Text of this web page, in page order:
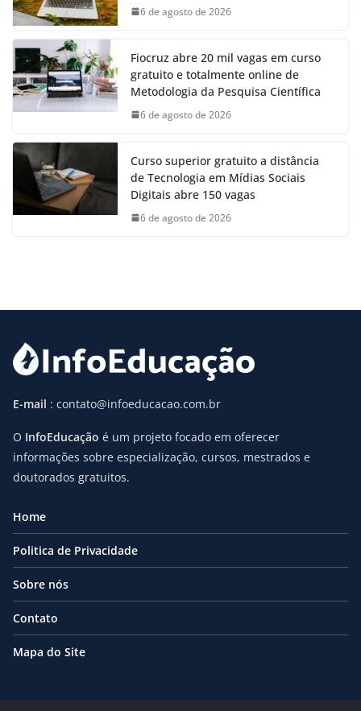
6 de agosto de 2026
Fiocruz abre 20 mil vagas em curso
gratuito e totalmente online de
Metodologia da Pesquisa Científica
6 de agosto de 2026
Curso superior gratuito a distância
de Tecnologia em Mídias Sociais
Digitais abre 150 vagas
6 de agosto de 2026
E-mail : contato@infoeducacao.com.br
O InfoEducação é um projeto focado em oferecer
informações sobre especialização, cursos, mestrados e
doutorados gratuitos.
Home
Politica de Privacidade
Sobre nós
Contato
Mapa do Site